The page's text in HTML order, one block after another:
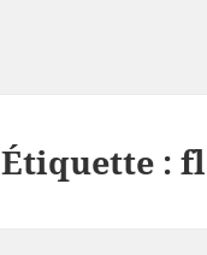
Étiquette :